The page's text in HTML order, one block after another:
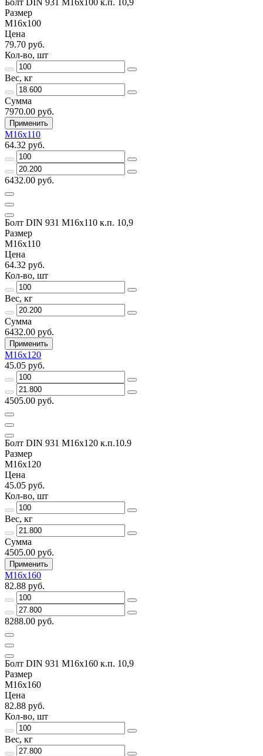
Размер
М16х100
Цена
79.70 руб.
Кол-во, шт
Вес, кг
Сумма
7970.00 руб.
Применить
М16х110
64.32 руб.
6432.00 руб.
Болт DIN 931 М16х110 к.п. 10,9
Размер
М16х110
Цена
64.32 руб.
Кол-во, шт
Вес, кг
Сумма
6432.00 руб.
Применить
М16х120
45.05 руб.
4505.00 руб.
Болт DIN 931 М16х120 к.п.10.9
Размер
М16х120
Цена
45.05 руб.
Кол-во, шт
Вес, кг
Сумма
4505.00 руб.
Применить
М16х160
82.88 руб.
8288.00 руб.
Болт DIN 931 М16х160 к.п. 10,9
Размер
М16х160
Цена
82.88 руб.
Кол-во, шт
Вес, кг